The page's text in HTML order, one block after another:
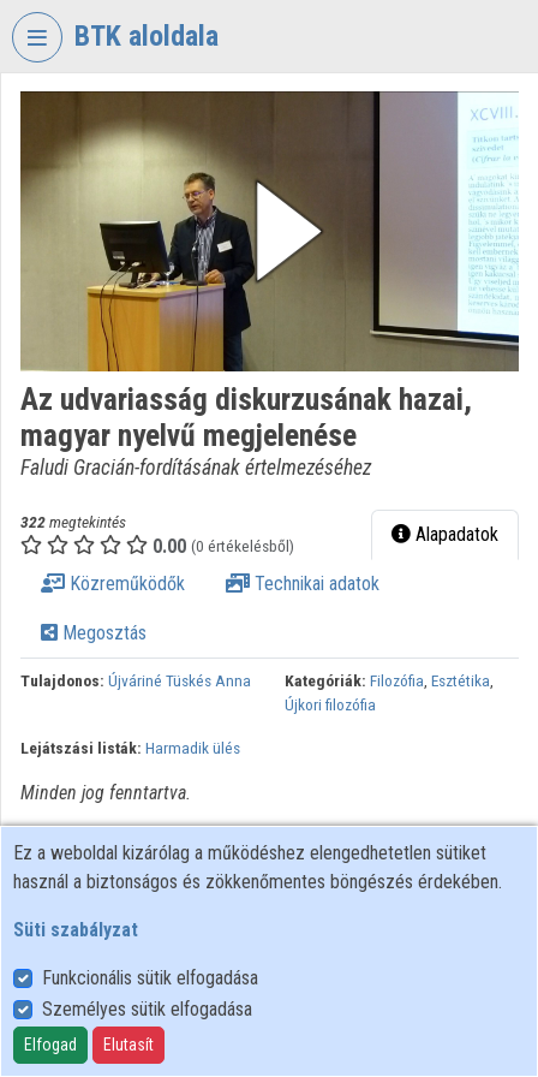
Fejléc kihagyása
BTK aloldala
BÖLCSÉSZETTUDOMÁNYI
Intézményi kezdőlap
Bejelentkezés
Intézményi felfedezés
Kategóriák
Intézményi listák
Közreműködők
Az udvariasság diskurzusának hazai,
magyar nyelvű megjelenése
Faludi Gracián-fordításának értelmezéséhez
322megtekintés
0.00 (0 értékelésből) Alapadatok
Közreműködők Technikai adatok
Megosztás
Tulajdonos: Újváriné Tüskés Anna Kategóriák: Filozófia, Esztétika,
Újkori filozófia
Lejátszási listák: Harmadik ülés
Minden jog fenntartva.
Felhasználói szabályzat
Adatkezelési tájékoztató
Süti szabályzat
Ez a weboldal kizárólag a működéshez elengedhetetlen sütiket
használ a biztonságos és zökkenőmentes böngészés érdekében.
Süti szabályzat
Funkcionális sütik elfogadása
Személyes sütik elfogadása
Elfogad Elutasít